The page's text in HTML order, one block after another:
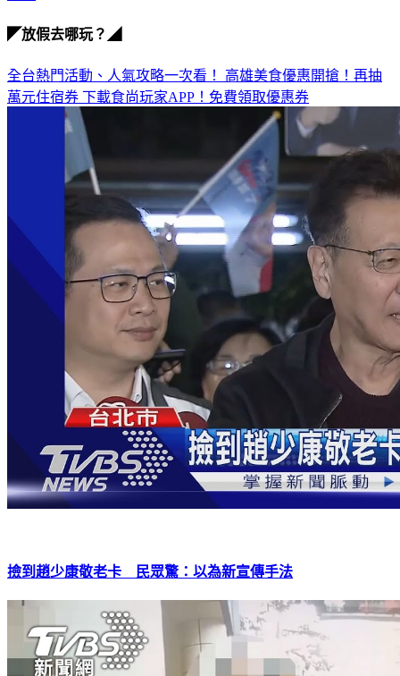
◤放假去哪玩？◢
全台熱門活動、人氣攻略一次看！ 高雄美食優惠開搶！再抽
萬元住宿券 下載食尚玩家APP！免費領取優惠券
撿到趙少康敬老卡 民眾驚：以為新宣傳手法